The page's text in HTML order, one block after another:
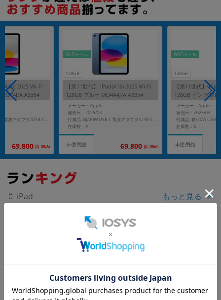
2025 Wi-Fi
A A3354
付属品: 箱/20W USB-C電源アダプタ/USB-C充電ケーブル(1m)/マニュアル
69,800 円 (税込)
128GB
Wi-Fiモデル
【第11世代】 iPad(A16) 2025 Wi-Fi
128GB ブルー MD4A4J/A A3354
メーカー：Apple
発売日：2025/03
付属品: 箱/20W USB-C電源アダプタ/USB-C充電ケーブル(1m)/マニュアル
在庫数：9
未使用品 69,800 円 (税込)
128GB
Wi-Fiモデル
【第11世代】
128GB ピンク
メーカー：Apple
発売日：2025/03
在庫数：6
未使用品
iPad もっと見る